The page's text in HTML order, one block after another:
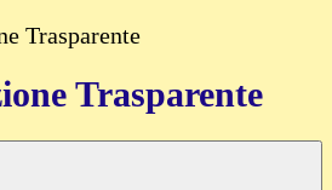
Trasparente
Trasparente